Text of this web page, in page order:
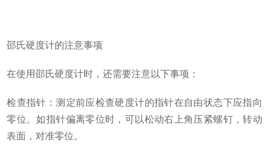
邵氏硬度计的注意事项
在使用邵氏硬度计时，还需要注意以下事项：
检查指针：测定前应检查硬度计的指针在自由状态下应指向
零位。如指针偏离零位时，可以松动右上角压紧螺钉，转动
表面，对准零位。